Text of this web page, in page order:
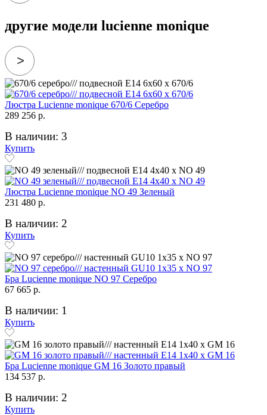
другие модели lucienne monique
Люстра Lucienne monique 670/6 Серебро
289 256 р.
В наличии: 3
Купить
Люстра Lucienne monique NO 49 Зеленый
231 480 р.
В наличии: 2
Купить
Бра Lucienne monique NO 97 Серебро
67 665 р.
В наличии: 1
Купить
Бра Lucienne monique GM 16 Золото правый
134 537 р.
В наличии: 2
Купить